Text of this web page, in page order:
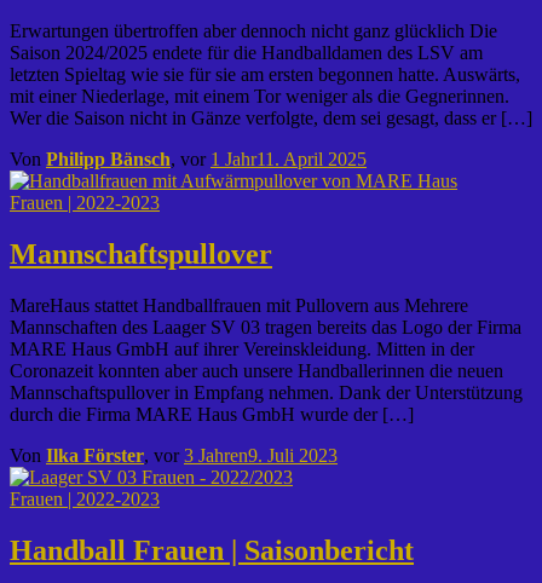
Erwartungen übertroffen aber dennoch nicht ganz glücklich Die
Saison 2024/2025 endete für die Handballdamen des LSV am
letzten Spieltag wie sie für sie am ersten begonnen hatte. Auswärts,
mit einer Niederlage, mit einem Tor weniger als die Gegnerinnen.
Wer die Saison nicht in Gänze verfolgte, dem sei gesagt, dass er […]
Von Philipp Bänsch, vor 1 Jahr11. April 2025
Frauen | 2022-2023
Mannschaftspullover
MareHaus stattet Handballfrauen mit Pullovern aus Mehrere
Mannschaften des Laager SV 03 tragen bereits das Logo der Firma
MARE Haus GmbH auf ihrer Vereinskleidung. Mitten in der
Coronazeit konnten aber auch unsere Handballerinnen die neuen
Mannschaftspullover in Empfang nehmen. Dank der Unterstützung
durch die Firma MARE Haus GmbH wurde der […]
Von Ilka Förster, vor3 Jahren9. Juli 2023
Frauen | 2022-2023
Handball Frauen | Saisonbericht